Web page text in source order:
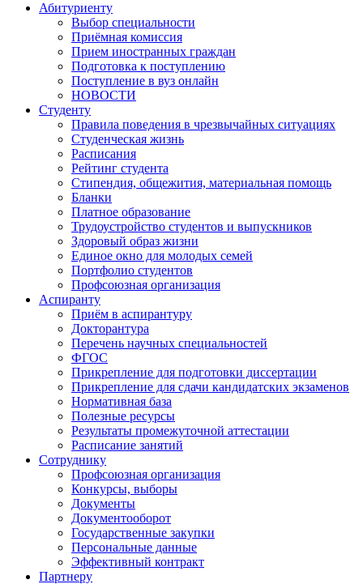
Абитуриенту
Выбор специальности
Приёмная комиссия
Прием иностранных граждан
Подготовка к поступлению
Поступление в вуз онлайн
НОВОСТИ
Студенту
Правила поведения в чрезвычайных ситуациях
Студенческая жизнь
Расписания
Рейтинг студента
Стипендия, общежития, материальная помощь
Бланки
Платное образование
Трудоустройство студентов и выпускников
Здоровый образ жизни
Единое окно для молодых семей
Портфолио студентов
Профсоюзная организация
Аспиранту
Приём в аспирантуру
Докторантура
Перечень научных специальностей
ФГОС
Прикрепление для подготовки диссертации
Прикрепление для сдачи кандидатских экзаменов
Нормативная база
Полезные ресурсы
Результаты промежуточной аттестации
Расписание занятий
Сотруднику
Профсоюзная организация
Конкурсы, выборы
Документы
Документооборот
Государственные закупки
Персональные данные
Эффективный контракт
Партнеру